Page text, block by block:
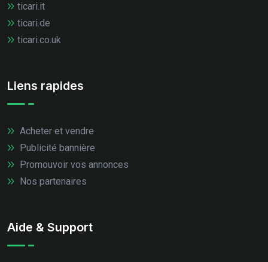
ticari.it
ticari.de
ticari.co.uk
Liens rapides
Acheter et vendre
Publicité bannière
Promouvoir vos annonces
Nos partenaires
Aide & Support